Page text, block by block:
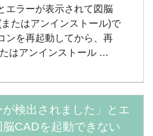
エラーが表示されて図脳
たはアンインストール)で
ンを再起動してから、再
はアンインストール …
が検出されました」とエ
CADを起動できない